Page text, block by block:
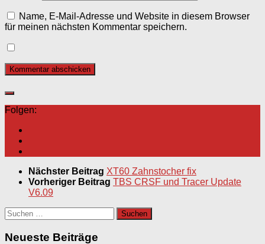
Name, E-Mail-Adresse und Website in diesem Browser
für meinen nächsten Kommentar speichern.
Folgen:
Nächster Beitrag XT60 Zahnstocher fix
Vorheriger Beitrag TBS CRSF und Tracer Update
V6.09
Suchen
nach:
Neueste Beiträge